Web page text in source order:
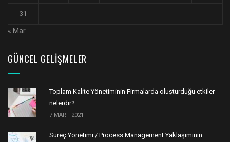
31
« Mar
GÜNCEL GELIŞMELER
Toplam Kalite Yönetiminin Firmalarda oluşturduğu etkiler
nelerdir?
7 MART 2021
Süreç Yönetimi / Process Management Yaklaşımının